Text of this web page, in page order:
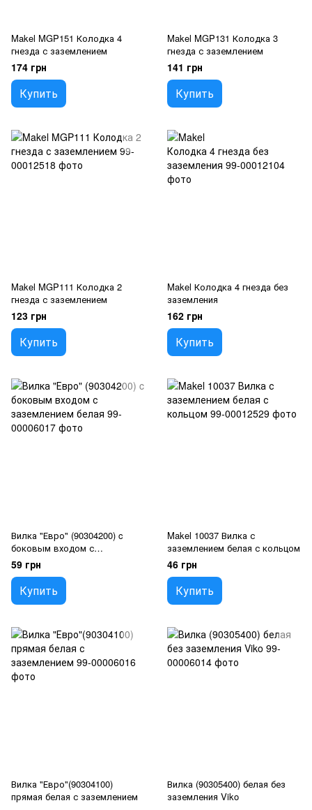
Makel MGP151 Колодка 4
гнезда с заземлением
174 грн
Купить
Makel MGP131 Колодка 3
гнезда с заземлением
141 грн
Купить
Makel MGP111 Колодка 2
гнезда с заземлением
123 грн
Купить
Makel Колодка 4 гнезда без
заземления
162 грн
Купить
Вилка "Евро" (90304200) c
боковым входом с
заземлением белая
59 грн
Купить
Makel 10037 Вилка с
заземлением белая с кольцом
46 грн
Купить
Вилка "Евро"(90304100)
прямая белая с заземлением
Вилка (90305400) белая без
заземления Viko